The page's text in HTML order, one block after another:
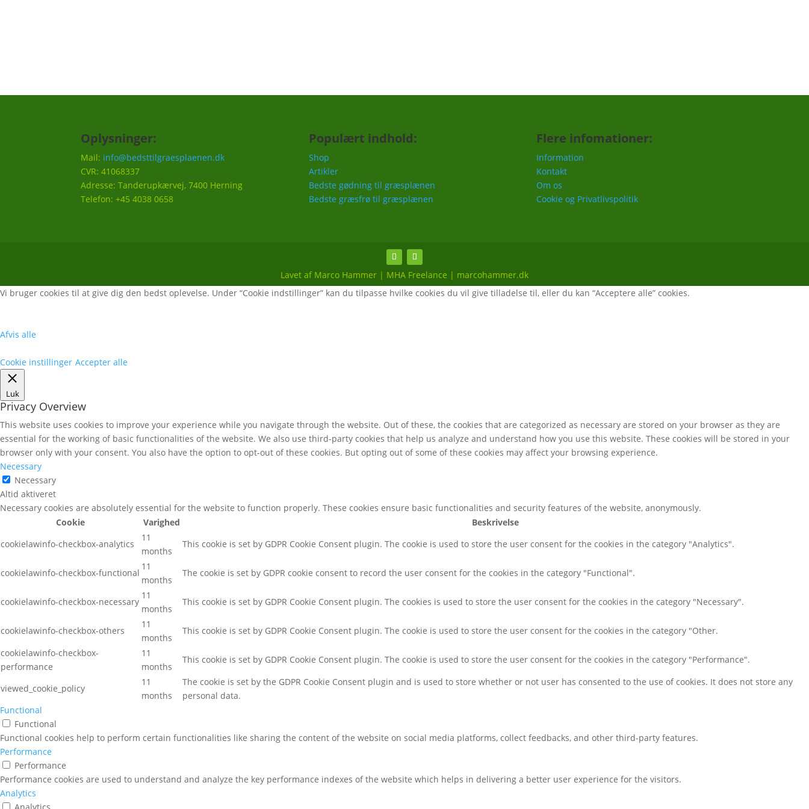
Oplysninger:
Mail: info@bedsttilgraesplaenen.dk
CVR: 41068337
Adresse: Tanderupkærvej, 7400 Herning
Telefon: +45 4038 0658
Populært indhold:
Shop
Artikler
Bedste gødning til græsplænen
Bedste græsfrø til græsplænen
Flere infomationer:
Information
Kontakt
Om os
Cookie og Privatlivspolitik
Lavet af Marco Hammer | MHA Freelance | marcohammer.dk
Vi bruger cookies til at give dig den bedst oplevelse. Under “Cookie indstillinger” kan du tilpasse hvilke cookies du vil give tilladelse til, eller du kan “Acceptere alle” cookies.
Afvis alle
Cookie instillinger Accepter alle
Luk
Privacy Overview
This website uses cookies to improve your experience while you navigate through the website. Out of these, the cookies that are categorized as necessary are stored on your browser as they are
essential for the working of basic functionalities of the website. We also use third-party cookies that help us analyze and understand how you use this website. These cookies will be stored in your
browser only with your consent. You also have the option to opt-out of these cookies. But opting out of some of these cookies may affect your browsing experience.
Necessary
Necessary
Altid aktiveret
Necessary cookies are absolutely essential for the website to function properly. These cookies ensure basic functionalities and security features of the website, anonymously.
Cookie
Varighed
Beskrivelse
cookielawinfo-checkbox-analytics
11
months
This cookie is set by GDPR Cookie Consent plugin. The cookie is used to store the user consent for the cookies in the category "Analytics".
cookielawinfo-checkbox-functional
11
months
The cookie is set by GDPR cookie consent to record the user consent for the cookies in the category "Functional".
cookielawinfo-checkbox-necessary
11
months
This cookie is set by GDPR Cookie Consent plugin. The cookies is used to store the user consent for the cookies in the category "Necessary".
cookielawinfo-checkbox-others
11
months
This cookie is set by GDPR Cookie Consent plugin. The cookie is used to store the user consent for the cookies in the category "Other.
cookielawinfo-checkbox-
performance
11
months
This cookie is set by GDPR Cookie Consent plugin. The cookie is used to store the user consent for the cookies in the category "Performance".
viewed_cookie_policy
11
months
The cookie is set by the GDPR Cookie Consent plugin and is used to store whether or not user has consented to the use of cookies. It does not store any
personal data.
Functional
Functional
Functional cookies help to perform certain functionalities like sharing the content of the website on social media platforms, collect feedbacks, and other third-party features.
Performance
Performance
Performance cookies are used to understand and analyze the key performance indexes of the website which helps in delivering a better user experience for the visitors.
Analytics